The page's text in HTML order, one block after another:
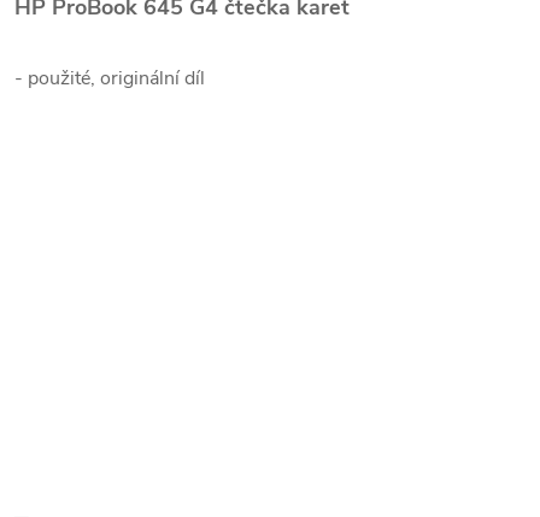
HP ProBook 645 G4 čtečka karet
- použité, originální díl